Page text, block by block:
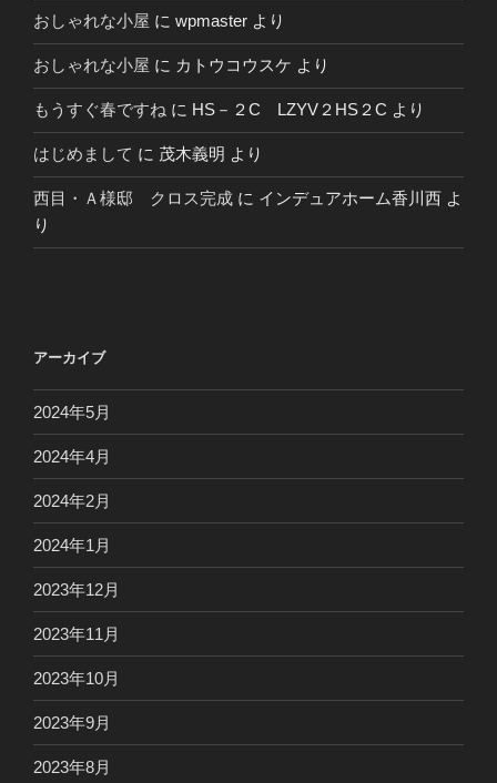
おしゃれな小屋 に wpmaster より
おしゃれな小屋 に カトウコウスケ より
もうすぐ春ですね に HS－２C LZYV２HS２C より
はじめまして に 茂木義明 より
西目・Ａ様邸 クロス完成 に インデュアホーム香川西 よ
り
アーカイブ
2024年5月
2024年4月
2024年2月
2024年1月
2023年12月
2023年11月
2023年10月
2023年9月
2023年8月